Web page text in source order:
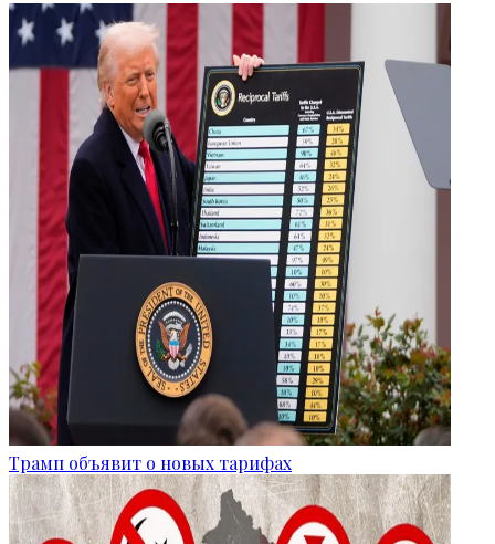
Трамп объявит о новых тарифах